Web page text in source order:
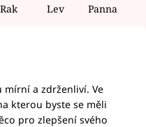
Rak Lev Panna
mírní a zdrženliví. Ve
kterou byste se měli
pro zlepšení svého